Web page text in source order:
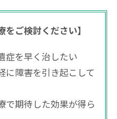
をご検討ください】
症を早く治したい
に障害を引き起こして
で期待した効果が得ら